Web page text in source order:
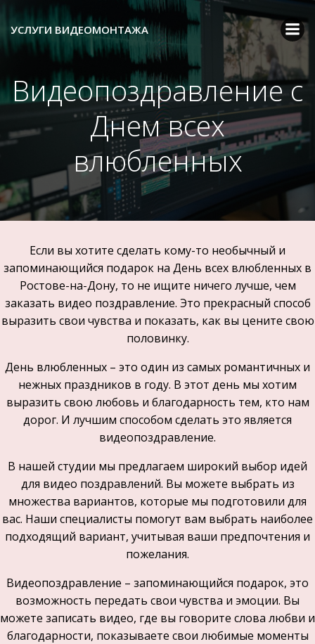
Перейти
к
содержимому
УСЛУГИ ВИДЕОМОНТАЖА
Видеопоздравление с
Днем всех
влюбленных
Если вы хотите сделать кому-то необычный и
запоминающийся подарок на День всех влюбленных в
Ростове-на-Дону, то не ищите ничего лучше, чем
заказать видео поздравление. Это прекрасный способ
выразить свои чувства и показать, как вы цените свою
половинку.
День влюбленных – это один из самых романтичных и
нежных праздников в году. В этот день мы хотим
выразить свою любовь и благодарность тем, кто нам
дорог. И лучшим способом сделать это является
видеопоздравление.
В нашей студии мы предлагаем широкий выбор идей
для видео поздравлений. Вы можете выбрать из
множества вариантов, которые мы подготовили для
вас. Наши специалисты помогут вам выбрать наиболее
подходящий вариант, учитывая ваши предпочтения и
пожелания.
Видеопоздравление – запоминающийся подарок, это
возможность передать свои чувства и эмоции. Вы
можете записать видео, где вы говорите слова любви и
благодарности, показываете свои любимые моменты